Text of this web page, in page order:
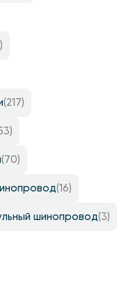
(217)
(70)
(16)
шинопровод(3)